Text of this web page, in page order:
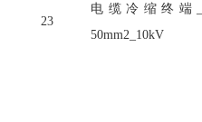
23
电缆冷缩终端
50mm2_10kV